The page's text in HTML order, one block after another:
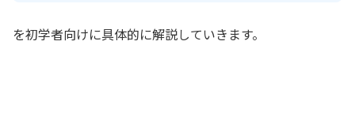
を初学者向けに具体的に解説していきます。